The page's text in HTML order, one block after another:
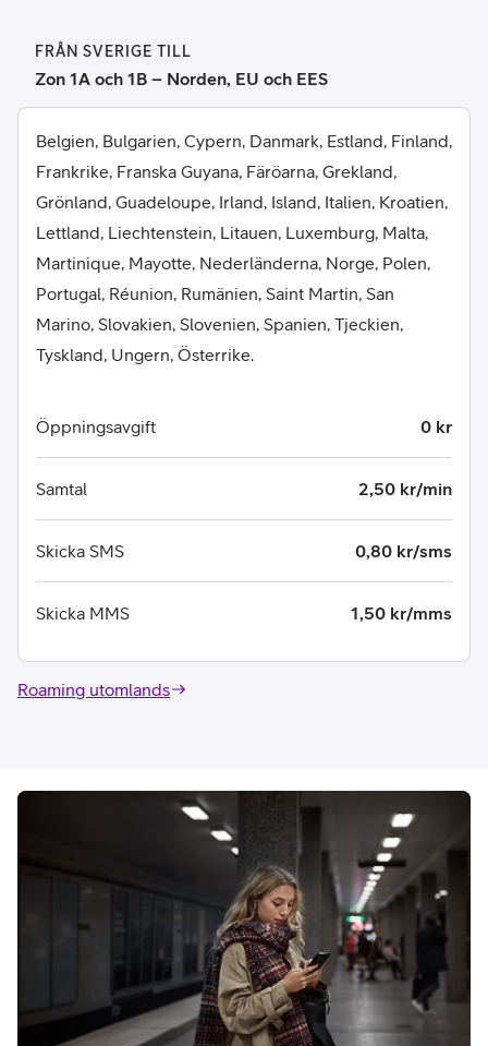
FRÅN SVERIGE TILL
Zon 1A och 1B – Norden, EU och EES
Belgien, Bulgarien, Cypern, Danmark, Estland, Finland,
Frankrike, Franska Guyana, Färöarna, Grekland,
Grönland, Guadeloupe, Irland, Island, Italien, Kroatien,
Lettland, Liechtenstein, Litauen, Luxemburg, Malta,
Martinique, Mayotte, Nederländerna, Norge, Polen,
Portugal, Réunion, Rumänien, Saint Martin, San
Marino, Slovakien, Slovenien, Spanien, Tjeckien,
Tyskland, Ungern, Österrike.
Öppningsavgift 0 kr
Samtal 2,50 kr/min
Skicka SMS 0,80 kr/sms
Skicka MMS 1,50 kr/mms
Roaming utomlands